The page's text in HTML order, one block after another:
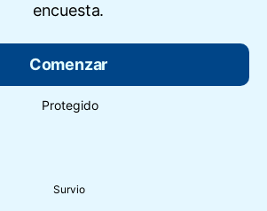
encuesta.
Comenzar
Protegido
Survio